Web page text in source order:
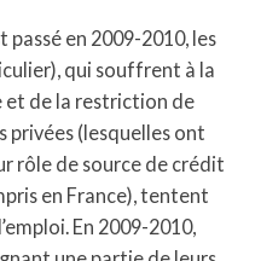
passé en 2009-2010, les
qui souffrent à la
et de la restriction de
privées (lesquelles ont
rôle de source de crédit
en France), tentent
En 2009-2010,